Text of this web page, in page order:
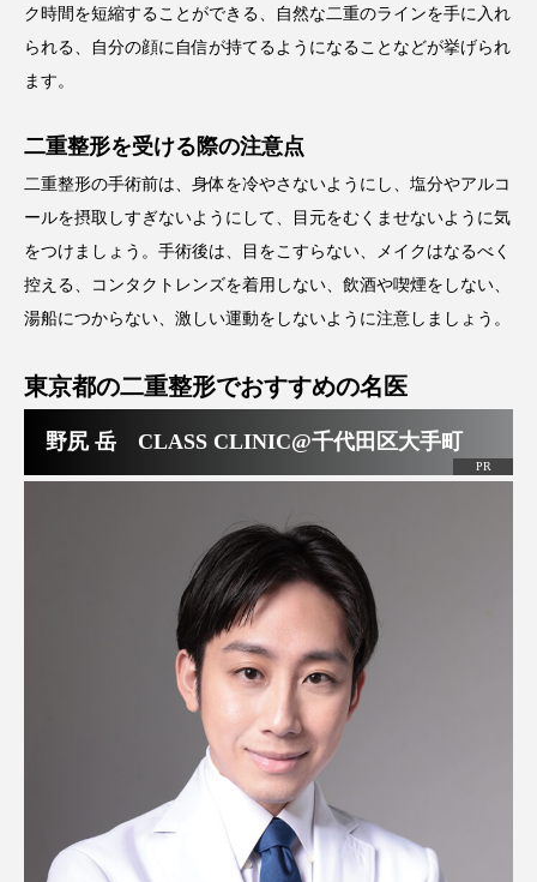
ク時間を短縮することができる、自然な二重のラインを手に入れ
られる、自分の顔に自信が持てるようになることなどが挙げられ
ます。
二重整形を受ける際の注意点
二重整形の手術前は、身体を冷やさないようにし、塩分やアルコ
ールを摂取しすぎないようにして、目元をむくませないように気
をつけましょう。手術後は、目をこすらない、メイクはなるべく
控える、コンタクトレンズを着用しない、飲酒や喫煙をしない、
湯船につからない、激しい運動をしないように注意しましょう。
東京都の二重整形でおすすめの名医
野尻 岳 CLASS CLINIC@千代田区大手町